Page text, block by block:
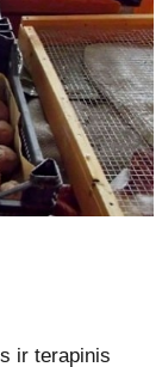
ir terapinis